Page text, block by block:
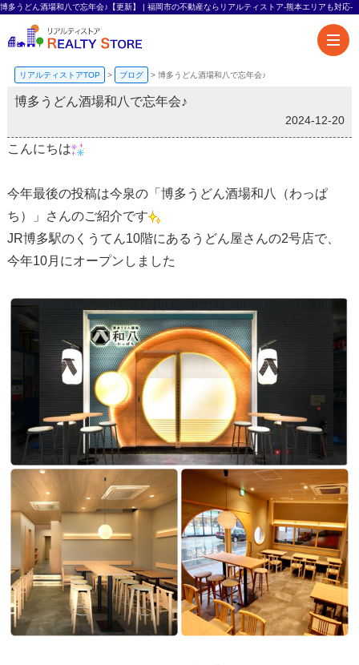
博多うどん酒場和八で忘年会♪【更新】 | 福岡市の不動産ならリアルティストア-熊本エリアも対応-
リアルティストアTOP > ブログ > 博多うどん酒場和八で忘年会♪
博多うどん酒場和八で忘年会♪
2024-12-20
こんにちは
今年最後の投稿は今泉の「博多うどん酒場和八（わっぱ
ち）」さんのご紹介です
JR博多駅のくうてん10階にあるうどん屋さんの2号店で、
今年10月にオープンしました